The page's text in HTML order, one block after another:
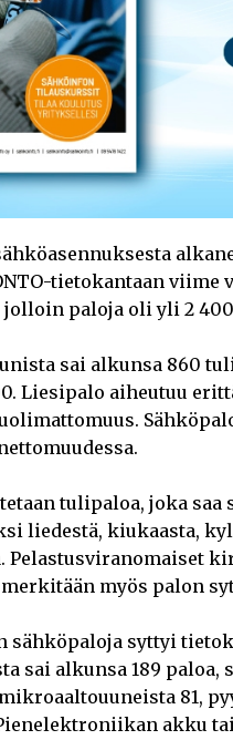
tietokantaan viime
paloja oli yli 2
sai alkunsa 860
Liesipalo aiheutuu
tulipaloa, joka saa
liedestä, kiukaasta,
Pelastusviranomaiset
myös palon
sähköpaloja syttyi
sai alkunsa 189 paloa,
81,
akku